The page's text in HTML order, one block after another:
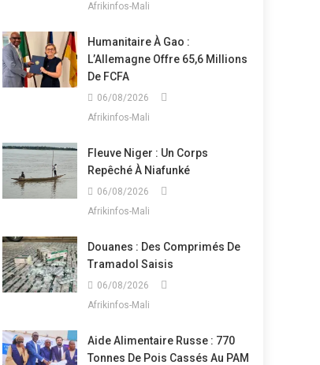
Afrikinfos-Mali
Humanitaire À Gao :
L’Allemagne Offre 65,6 Millions
De FCFA
06/08/2026
Afrikinfos-Mali
Fleuve Niger : Un Corps
Repêché À Niafunké
06/08/2026
Afrikinfos-Mali
Douanes : Des Comprimés De
Tramadol Saisis
06/08/2026
Afrikinfos-Mali
Aide Alimentaire Russe : 770
Tonnes De Pois Cassés Au PAM